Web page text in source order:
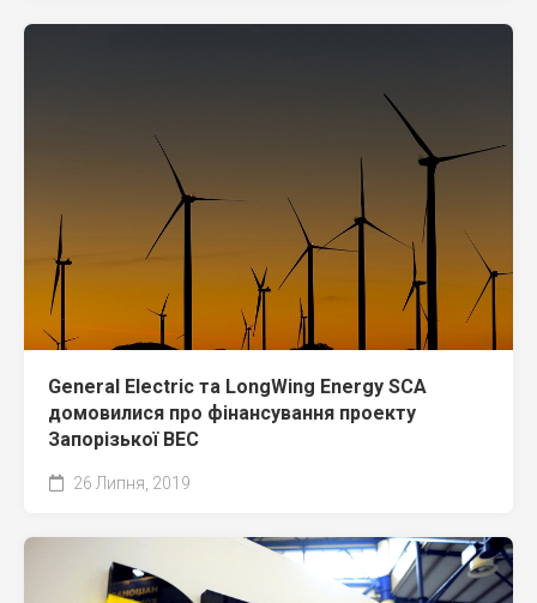
General Electric та LongWing Energy SCA
домовилися про фінансування проекту
Запорізької ВЕС
26 Липня, 2019